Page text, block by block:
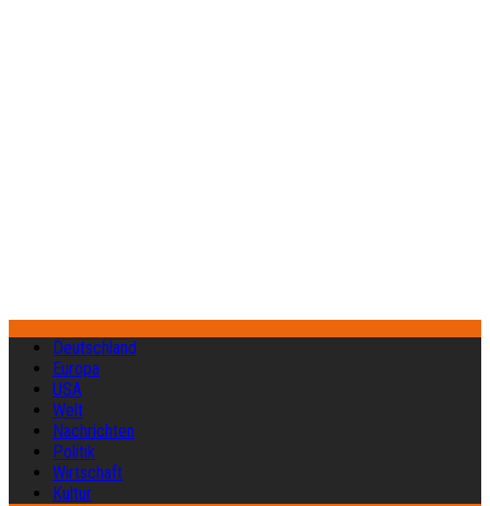
Deutschland
Europa
USA
Welt
Nachrichten
Politik
Wirtschaft
Kultur